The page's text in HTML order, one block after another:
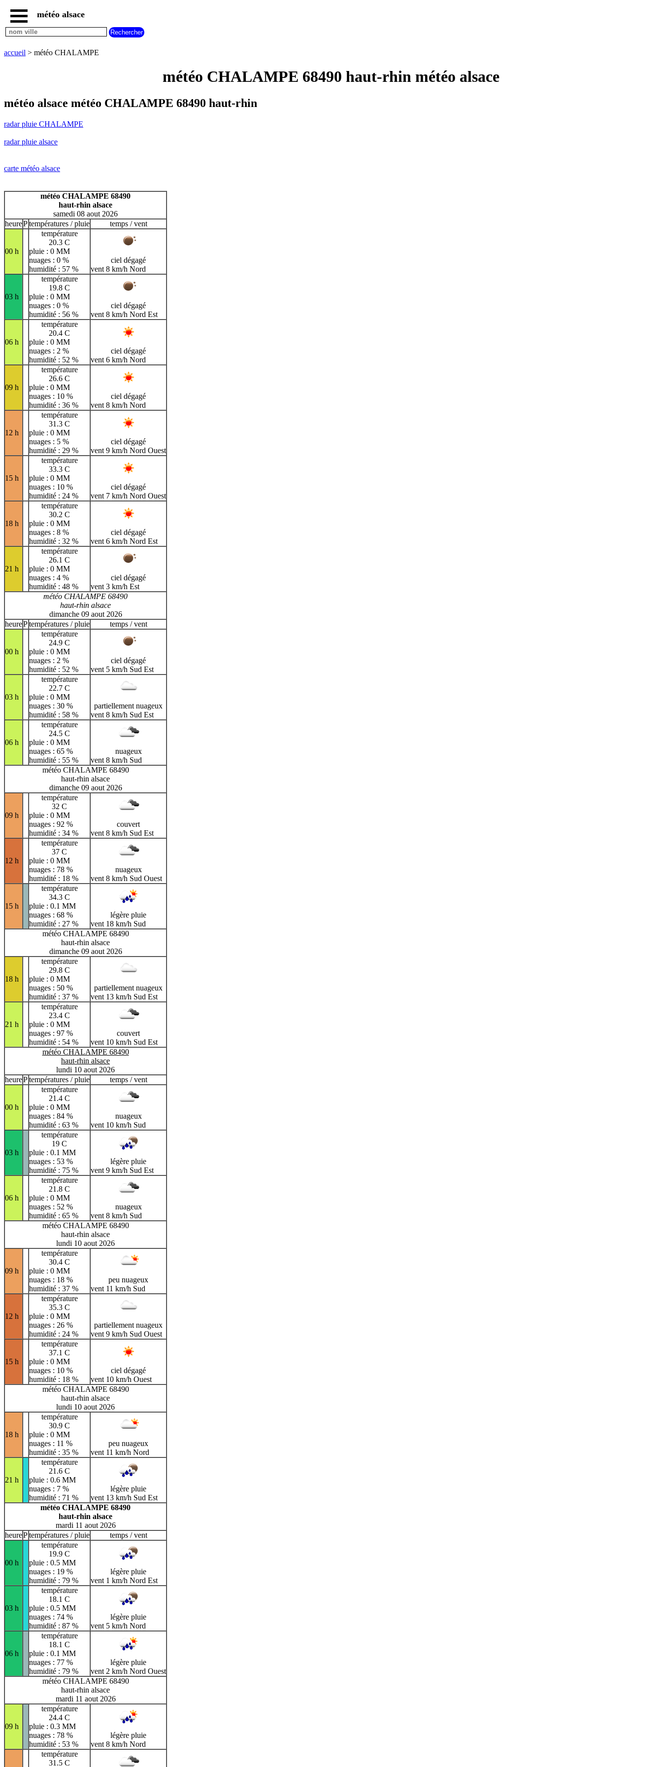
accueil
radar
CHALAMPE
radar
pluie
carte
météo
france
villes
F
G
H
I J K L M
N
R S T
U
V
W X Y Z
météo alsace
accueil > météo CHALAMPE
météo CHALAMPE 68490 haut-rhin météo alsace
météo alsace météo CHALAMPE 68490 haut-rhin
radar pluie CHALAMPE
radar pluie alsace
carte météo alsace
météo CHALAMPE 68490
haut-rhin alsace
samedi 08 aout 2026
heurePtempératures / pluie temps / vent
00 h
température
20.3 C
pluie : 0 MM
nuages : 0 %
humidité : 57 %
ciel dégagé
vent 8 km/h Nord
03 h
température
19.8 C
pluie : 0 MM
nuages : 0 %
humidité : 56 %
ciel dégagé
vent 8 km/h Nord Est
06 h
température
20.4 C
pluie : 0 MM
nuages : 2 %
humidité : 52 %
ciel dégagé
vent 6 km/h Nord
09 h
température
26.6 C
pluie : 0 MM
nuages : 10 %
humidité : 36 %
ciel dégagé
vent 8 km/h Nord
12 h
température
31.3 C
pluie : 0 MM
nuages : 5 %
humidité : 29 %
ciel dégagé
vent 9 km/h Nord Ouest
15 h
température
33.3 C
pluie : 0 MM
nuages : 10 %
humidité : 24 %
ciel dégagé
vent 7 km/h Nord Ouest
18 h
température
30.2 C
pluie : 0 MM
nuages : 8 %
humidité : 32 %
ciel dégagé
vent 6 km/h Nord Est
21 h
température
26.1 C
pluie : 0 MM
nuages : 4 %
humidité : 48 %
ciel dégagé
vent 3 km/h Est
météo CHALAMPE 68490
haut-rhin alsace
dimanche 09 aout 2026
heurePtempératures / pluie temps / vent
00 h
température
24.9 C
pluie : 0 MM
nuages : 2 %
humidité : 52 %
ciel dégagé
vent 5 km/h Sud Est
03 h
température
22.7 C
pluie : 0 MM
nuages : 30 %
humidité : 58 %
partiellement nuageux
vent 8 km/h Sud Est
06 h
température
24.5 C
pluie : 0 MM
nuages : 65 %
humidité : 55 %
nuageux
vent 8 km/h Sud
météo CHALAMPE 68490
haut-rhin alsace
dimanche 09 aout 2026
09 h
température
32 C
pluie : 0 MM
nuages : 92 %
humidité : 34 %
couvert
vent 8 km/h Sud Est
12 h
température
37 C
pluie : 0 MM
nuages : 78 %
humidité : 18 %
nuageux
vent 8 km/h Sud Ouest
15 h
température
34.3 C
pluie : 0.1 MM
nuages : 68 %
humidité : 27 %
légère pluie
vent 18 km/h Sud
météo CHALAMPE 68490
haut-rhin alsace
dimanche 09 aout 2026
18 h
température
29.8 C
pluie : 0 MM
nuages : 50 %
humidité : 37 %
partiellement nuageux
vent 13 km/h Sud Est
21 h
température
23.4 C
pluie : 0 MM
nuages : 97 %
humidité : 54 %
couvert
vent 10 km/h Sud Est
météo CHALAMPE 68490
haut-rhin alsace
lundi 10 aout 2026
heurePtempératures / pluie temps / vent
00 h
température
21.4 C
pluie : 0 MM
nuages : 84 %
humidité : 63 %
nuageux
vent 10 km/h Sud
03 h
température
19 C
pluie : 0.1 MM
nuages : 53 %
humidité : 75 %
légère pluie
vent 9 km/h Sud Est
06 h
température
21.8 C
pluie : 0 MM
nuages : 52 %
humidité : 65 %
nuageux
vent 8 km/h Sud
météo CHALAMPE 68490
haut-rhin alsace
lundi 10 aout 2026
09 h
température
30.4 C
pluie : 0 MM
nuages : 18 %
humidité : 37 %
peu nuageux
vent 11 km/h Sud
12 h
température
35.3 C
pluie : 0 MM
nuages : 26 %
humidité : 24 %
partiellement nuageux
vent 9 km/h Sud Ouest
15 h
température
37.1 C
pluie : 0 MM
nuages : 10 %
humidité : 18 %
ciel dégagé
vent 10 km/h Ouest
météo CHALAMPE 68490
haut-rhin alsace
lundi 10 aout 2026
18 h
température
30.9 C
pluie : 0 MM
nuages : 11 %
humidité : 35 %
peu nuageux
vent 11 km/h Nord
21 h
température
21.6 C
pluie : 0.6 MM
nuages : 7 %
humidité : 71 %
légère pluie
vent 13 km/h Sud Est
météo CHALAMPE 68490
haut-rhin alsace
mardi 11 aout 2026
heurePtempératures / pluie temps / vent
00 h
température
19.9 C
pluie : 0.5 MM
nuages : 19 %
humidité : 79 %
légère pluie
vent 1 km/h Nord Est
03 h
température
18.1 C
pluie : 0.5 MM
nuages : 74 %
humidité : 87 %
légère pluie
vent 5 km/h Nord
06 h
température
18.1 C
pluie : 0.1 MM
nuages : 77 %
humidité : 79 %
légère pluie
vent 2 km/h Nord Ouest
météo CHALAMPE 68490
haut-rhin alsace
mardi 11 aout 2026
09 h
température
24.4 C
pluie : 0.3 MM
nuages : 78 %
humidité : 53 %
légère pluie
vent 8 km/h Nord
température
31.5 C